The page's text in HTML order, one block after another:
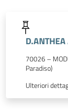
70026 –
Paradiso)
Ulteriori